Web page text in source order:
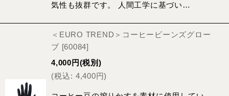
気性も抜群です。 人間工学に基づい…
＜EURO TREND＞コーヒービーンズグロー
ブ [60084]
4,000 円(税別)
(税込: 4,400円)